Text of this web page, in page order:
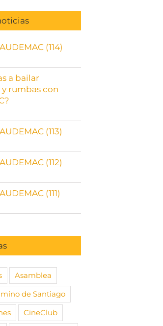
(114)
a bailar
y rumbas con
(113)
(112)
(111)
Asamblea
de Santiago
CineClub